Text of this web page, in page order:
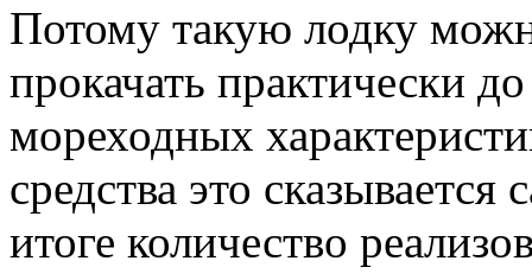
Потому такую лодку
прокачать практически
мореходных
средства это
итоге количество